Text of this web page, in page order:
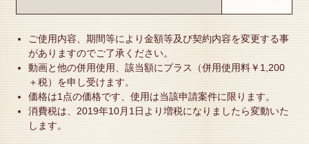
ご使用内容、期間等により金額等及び契約内容を変更する事
がありますのでご了承ください。
動画と他の併用使用、該当額にプラス（併用使用料￥1,200
＋税）を申し受けます。
価格は1点の価格です、使用は当該申請案件に限ります。
消費税は、2019年10月1日より増税になりましたら変動いた
します。